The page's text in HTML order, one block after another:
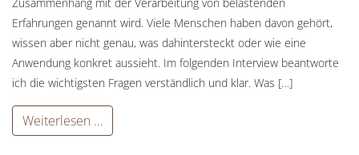
Erfahrungen genannt wird. Viele Menschen haben davon gehört,
wissen aber nicht genau, was dahintersteckt oder wie eine
Anwendung konkret aussieht. Im folgenden Interview beantworte
ich die wichtigsten Fragen verständlich und klar. Was […]
Weiterlesen …